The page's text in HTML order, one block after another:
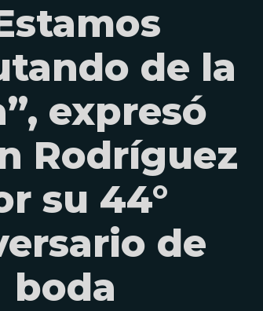
de la
expresó
Rodríguez
su 44°
de
boda